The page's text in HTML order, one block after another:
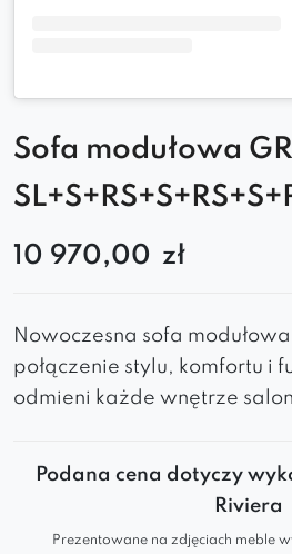
Sofa modułowa
10 970,00 zł
Nowoczesna sofa
połączenie stylu, komfortu i
odmieni każde wnętrze
Podana cena dotyczy
Riviera
Prezentowane na zdjęciach meble